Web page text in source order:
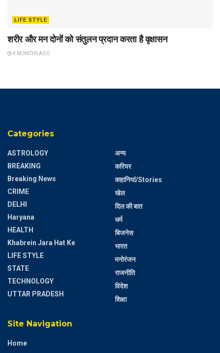
LIFE STYLE
शरीर और मन दोनों को संतुलन प्रदान करता है वृक्षासन
4 MONTHS AGO
Categories
ASTROLOGY
BREAKING
Breaking News
CRIME
DELHI
Haryana
HEALTH
Khabrein Jara Hat Ke
LIFE STYLE
STATE
TECHNOLOGY
UTTAR PRADESH
अन्य
करियर
कहानियां/Stories
खेल
दिल की बात
धर्म
बिजनेस
भारत
मनोरंजन
राजनीति
विदेश
शिक्षा
Site Navigation
Home